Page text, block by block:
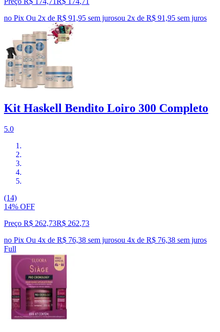
no Pix Ou 2x de R$ 91,95 sem jurosou 2x de R$ 91,95 sem juros
Kit Haskell Bendito Loiro 300 Completo
5.0
(14)
14% OFF
Preço R$ 262,73R$ 262,73
no Pix Ou 4x de R$ 76,38 sem jurosou 4x de R$ 76,38 sem juros
Full